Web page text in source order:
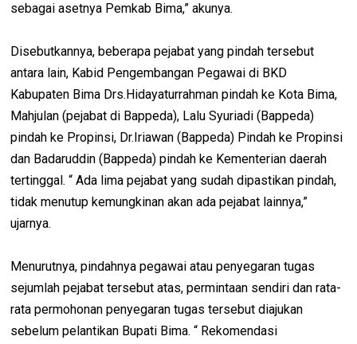
sebagai asetnya Pemkab Bima,” akunya.
Disebutkannya, beberapa pejabat yang pindah tersebut
antara lain, Kabid Pengembangan Pegawai di BKD
Kabupaten Bima Drs.Hidayaturrahman pindah ke Kota Bima,
Mahjulan (pejabat di Bappeda), Lalu Syuriadi (Bappeda)
pindah ke Propinsi, Dr.Iriawan (Bappeda) Pindah ke Propinsi
dan Badaruddin (Bappeda) pindah ke Kementerian daerah
tertinggal. “ Ada lima pejabat yang sudah dipastikan pindah,
tidak menutup kemungkinan akan ada pejabat lainnya,”
ujarnya.
Menurutnya, pindahnya pegawai atau penyegaran tugas
sejumlah pejabat tersebut atas, permintaan sendiri dan rata-
rata permohonan penyegaran tugas tersebut diajukan
sebelum pelantikan Bupati Bima. “ Rekomendasi